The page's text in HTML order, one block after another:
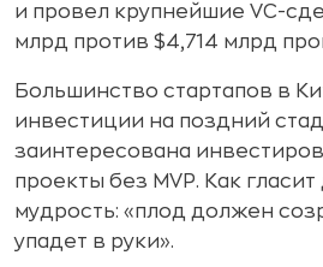
и провел крупнейшие VC-
млрд против $4,714 млрд
Большинство стартапов в
инвестиции на поздний
заинтересована
проекты без MVP. Как
мудрость: «плод должен
упадет в руки».